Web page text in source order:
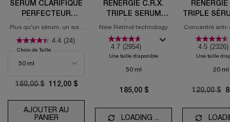
SÉRUM CLARIFIQUE
PERFECTEUR
D'ÉCLAT ET DE
Plus qu'un sérum, un soin
ciblé4.4 (24)
Choix de Taille
Old price
160,00 $ New price
112,00 $
AJOUTER AU
PANIERSÉRUM CLARIFIQUE PERFECTEUR D'ÉCLAT ET
RÉNERGIE C.R.X.
TRIPLE SERUM
RÉTINOL
New Retinol technology
4.7 (2954)
Une taille disponible
50 ml
185,00 $
LOADING ...
RÉNERGIE
TRIPLE
Concentré
performance
4.5 (2326)
Une taille
20 ml
Old price
120,00 $